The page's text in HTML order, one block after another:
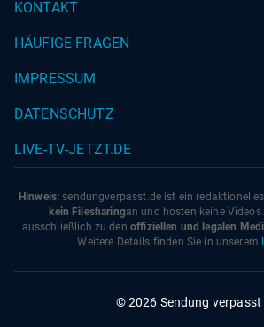
KONTAKT
HÄUFIGE FRAGEN
IMPRESSUM
DATENSCHUTZ
LIVE-TV-JETZT.DE
Hinweis: sendungverpasst.de ist ein
kein Filesharingan und hosten keine
ausschließlich zu den offiziellen und legalen
Weitere Details finden Sie in unserem
© 2026 Sendung verpasst